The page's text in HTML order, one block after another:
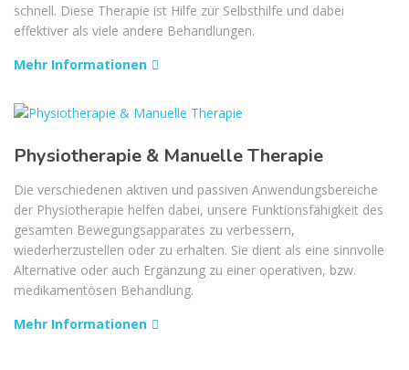
schnell. Diese Therapie ist Hilfe zur Selbsthilfe und dabei
effektiver als viele andere Behandlungen.
Mehr Informationen
Physiotherapie & Manuelle Therapie
Die verschiedenen aktiven und passiven Anwendungsbereiche
der Physiotherapie helfen dabei, unsere Funktionsfähigkeit des
gesamten Bewegungsapparates zu verbessern,
wiederherzustellen oder zu erhalten. Sie dient als eine sinnvolle
Alternative oder auch Ergänzung zu einer operativen, bzw.
medikamentösen Behandlung.
Mehr Informationen